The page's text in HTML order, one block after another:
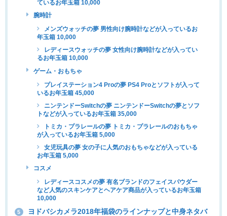
ているお年玉箱 10,000
腕時計
メンズウォッチの夢 男性向け腕時計などが入っているお
年玉箱 10,000
レディースウォッチの夢 女性向け腕時計などが入ってい
るお年玉箱 10,000
ゲーム・おもちゃ
プレイステーション4 Proの夢 PS4 Proとソフトが入って
いるお年玉箱 45,000
ニンテンドーSwitchの夢 ニンテンドーSwitchの夢とソフ
トなどが入っているお年玉箱 35,000
トミカ・プラレールの夢 トミカ・プラレールのおもちゃ
が入っているお年玉箱 5,000
女児玩具の夢 女の子に人気のおもちゃなどが入っている
お年玉箱 5,000
コスメ
レディースコスメの夢 有名ブランドのフェイスパウダー
など人気のスキンケアとヘアケア商品が入っているお年玉箱
10,000
5
ヨドバシカメラ2018年福袋のラインナップと中身ネタバ